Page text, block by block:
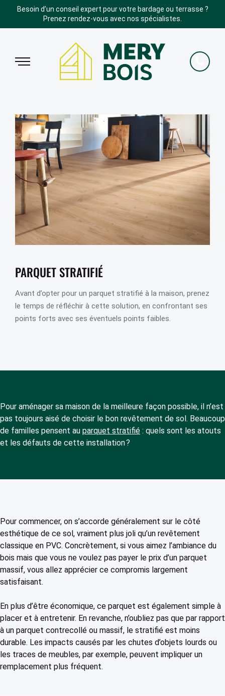
Besoin d’un conseil expert pour votre bardage ou terrasse ?
Prenez rendez-vous avec nos spécialistes.
PARQUET STRATIFIÉ
Avant d’opter pour un parquet stratifié à la maison, prenez
le temps de réfléchir à cette solution, en confrontant ses
points forts avec ses éventuels points faibles.
Pour aménager sa maison de la meilleure façon possible, il n’est
pas toujours aisé de choisir le bon revêtement de sol. Beaucoup
de familles pensent au parquet stratifié : quels sont les atouts
et les défauts de cette installation ?
Pour commencer, on s’accorde généralement sur le côté
esthétique de ce sol, vraiment plus joli qu’un revêtement
classique en PVC. Concrètement, si vous aimez l’ambiance du
bois mais que vous ne voulez pas payer le prix d’un parquet
massif, vous allez apprécier ce compromis largement
satisfaisant.
En plus d’être économique, ce parquet est également simple à
placer et à entretenir. En revanche, n’oubliez pas que par rapport
à un parquet contrecollé ou massif, le stratifié est moins
durable. Les impacts causés par les chutes d’objets lourds ou
les traces de meubles, par exemple, peuvent impliquer un
remplacement plus fréquent.